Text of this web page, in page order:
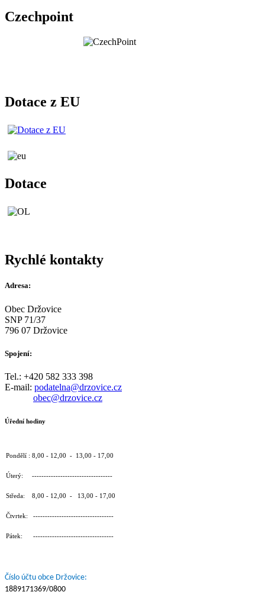
Czechpoint
Dotace z EU
Dotace
Rychlé kontakty
Adresa:
Obec Držovice
SNP 71/37
796 07 Držovice
Spojení:
Tel.: +420 582 333 398
E-mail: podatelna@drzovice.cz
obec@drzovice.cz
Úřední hodiny
Pondělí : 8,00 - 12,00 - 13,00 - 17,00
Úterý: ----------------------------------
Středa: 8,00 - 12,00 - 13,00 - 17,00
Čtvrtek: ----------------------------------
Pátek: ----------------------------------
Číslo účtu obce Držovice:
1889171369/0800